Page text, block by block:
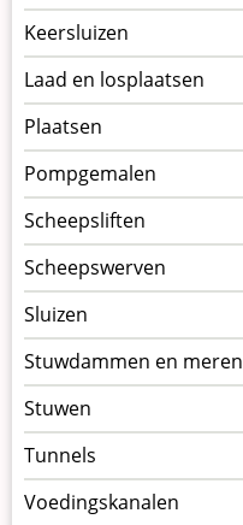
Keersluizen
Laad en losplaatsen
Plaatsen
Pompgemalen
Scheepsliften
Scheepswerven
Sluizen
Stuwdammen en meren
Stuwen
Tunnels
Voedingskanalen